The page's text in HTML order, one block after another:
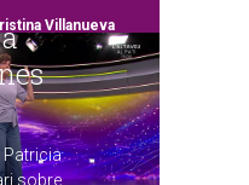
Villanueva